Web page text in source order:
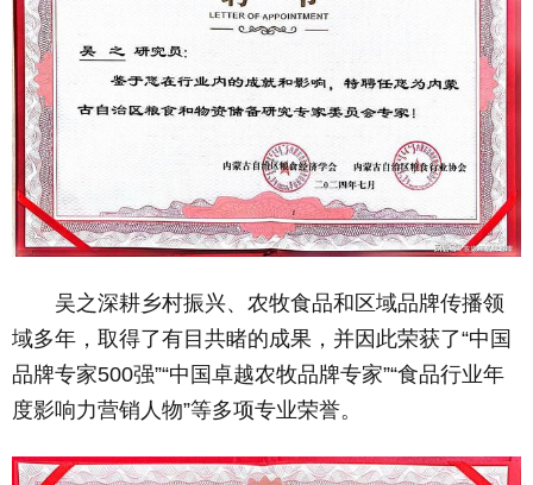
吴之深耕乡村振兴、农牧食品和区域品牌传播领
域多年，取得了有目共睹的成果，并因此荣获了“中国
品牌专家500强”“中国卓越农牧品牌专家”“食品行业年
度影响力营销人物”等多项专业荣誉。